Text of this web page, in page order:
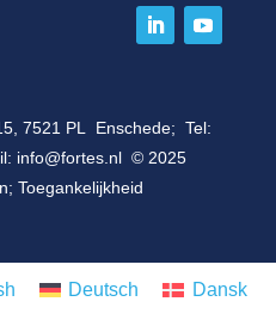
7521 PL Enschede; Tel:
info@fortes.nl© 2025
; Toegankelijkheid
Deutsch Dansk